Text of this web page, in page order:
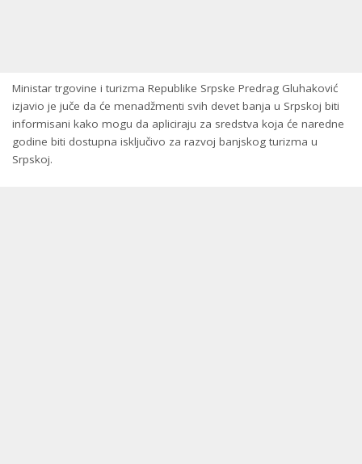
Ministar trgovine i turizma Republike Srpske Predrag Gluhaković
izjavio je juče da će menadžmenti svih devet banja u Srpskoj biti
informisani kako mogu da apliciraju za sredstva koja će naredne
godine biti dostupna isključivo za razvoj banjskog turizma u
Srpskoj.